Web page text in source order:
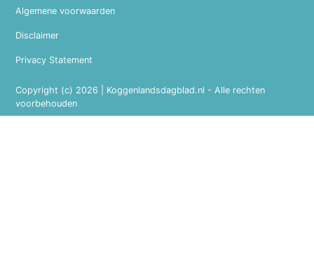
Copyright (c) 2026 | Koggenlandsdagblad.nl - Alle rechten
voorbehouden
Algemene voorwaarden
Disclaimer
Privacy Statement